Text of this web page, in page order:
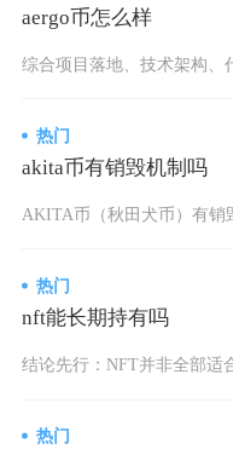
aergo币怎么样
热门
akita币有销毁机制吗
热门
nft能长期持有吗
热门